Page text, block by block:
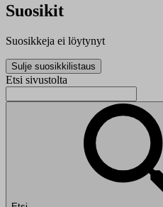
Suosikit
Suosikkeja ei löytynyt
Sulje suosikkilistaus
Etsi sivustolta